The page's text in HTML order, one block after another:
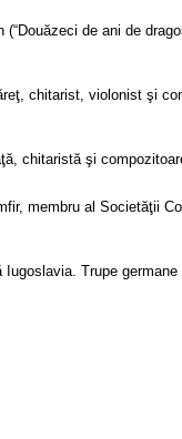
de ani de
chitarist, violonist şi
chitaristă şi
membru al Societăţii
Trupe